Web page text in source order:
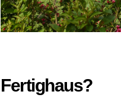
Fertighaus?